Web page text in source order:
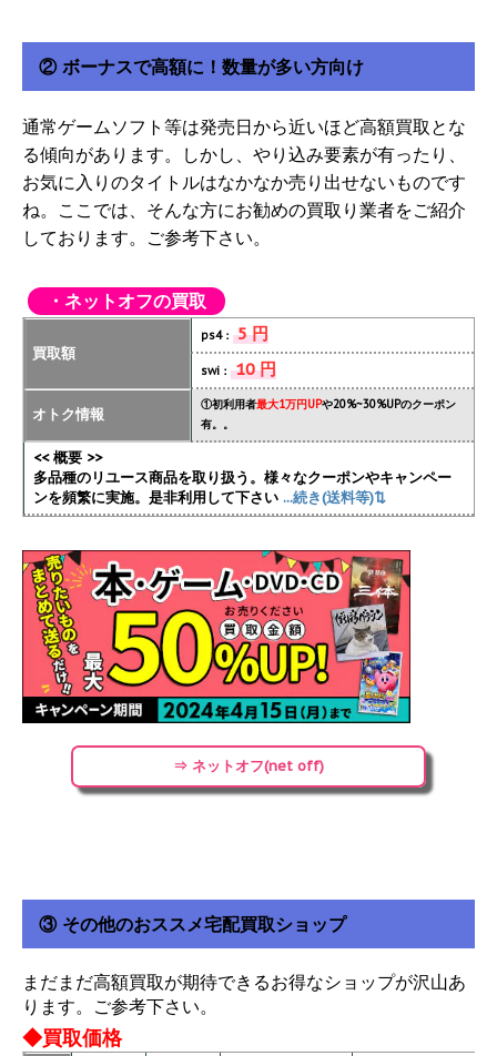
② ボーナスで高額に！数量が多い方向け
通常ゲームソフト等は発売日から近いほど高額買取とな
る傾向があります。しかし、やり込み要素が有ったり、
お気に入りのタイトルはなかなか売り出せないものです
ね。ここでは、そんな方にお勧めの買取り業者をご紹介
しております。ご参考下さい。
・ネットオフの買取
買取額
ps4： 5 円
swi： 10 円
オトク情報
①初利用者最大1万円UPや20%~30%UPのクーポン
有。。
<< 概要 >>
多品種のリユース商品を取り扱う。様々なクーポンやキャンペー
ンを頻繁に実施。是非利用して下さい ...続き(送料等)⇅
⇒ ネットオフ(net off)
③ その他のおススメ宅配買取ショップ
まだまだ高額買取が期待できるお得なショップが沢山あ
ります。ご参考下さい。
◆買取価格